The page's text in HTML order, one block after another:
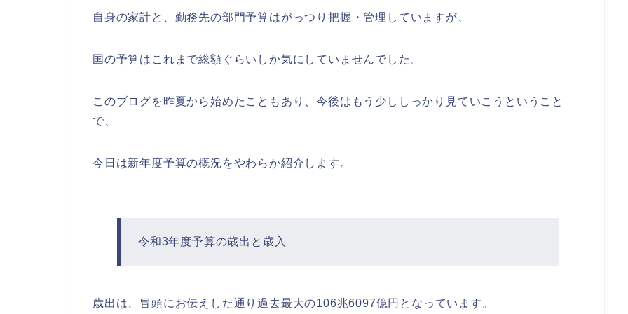
自身の家計と、勤務先の部門予算はがっつり把握・管理していますが、
国の予算はこれまで総額ぐらいしか気にしていませんでした。
このブログを昨夏から始めたこともあり、今後はもう少ししっかり見ていこうということ
で、
今日は新年度予算の概況をやわらか紹介します。
令和3年度予算の歳出と歳入
歳出は、冒頭にお伝えした通り過去最大の106兆6097億円となっています。